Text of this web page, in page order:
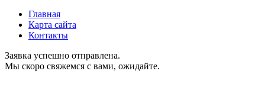
Главная
Карта сайта
Контакты
Заявка успешно отправлена.
Мы скоро свяжемся с вами, ожидайте.